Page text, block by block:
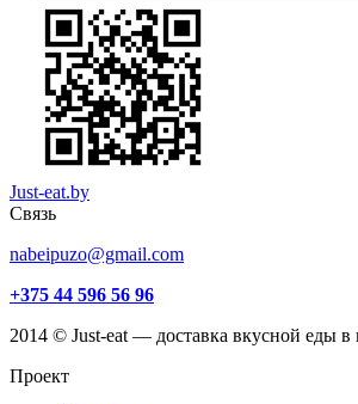
Just-eat.by
Связь
nabeipuzo@gmail.com
+375 44 596 56 96
2014 © Just-eat — доставка вкусной еды в
Проект